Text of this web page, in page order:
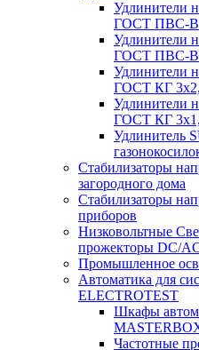
Удлинители
ГОСТ ПВС-
Удлинители
ГОСТ ПВС-
Удлинители
ГОСТ КГ
Удлинители
ГОСТ КГ
Удлинитель
Стабилизаторы
загородного дома
Стабилизаторы
приборов
Низковольтные
прожекторы DC/
Промышленное
Автоматика для
ELECTROTEST
Шкафы
Частотные